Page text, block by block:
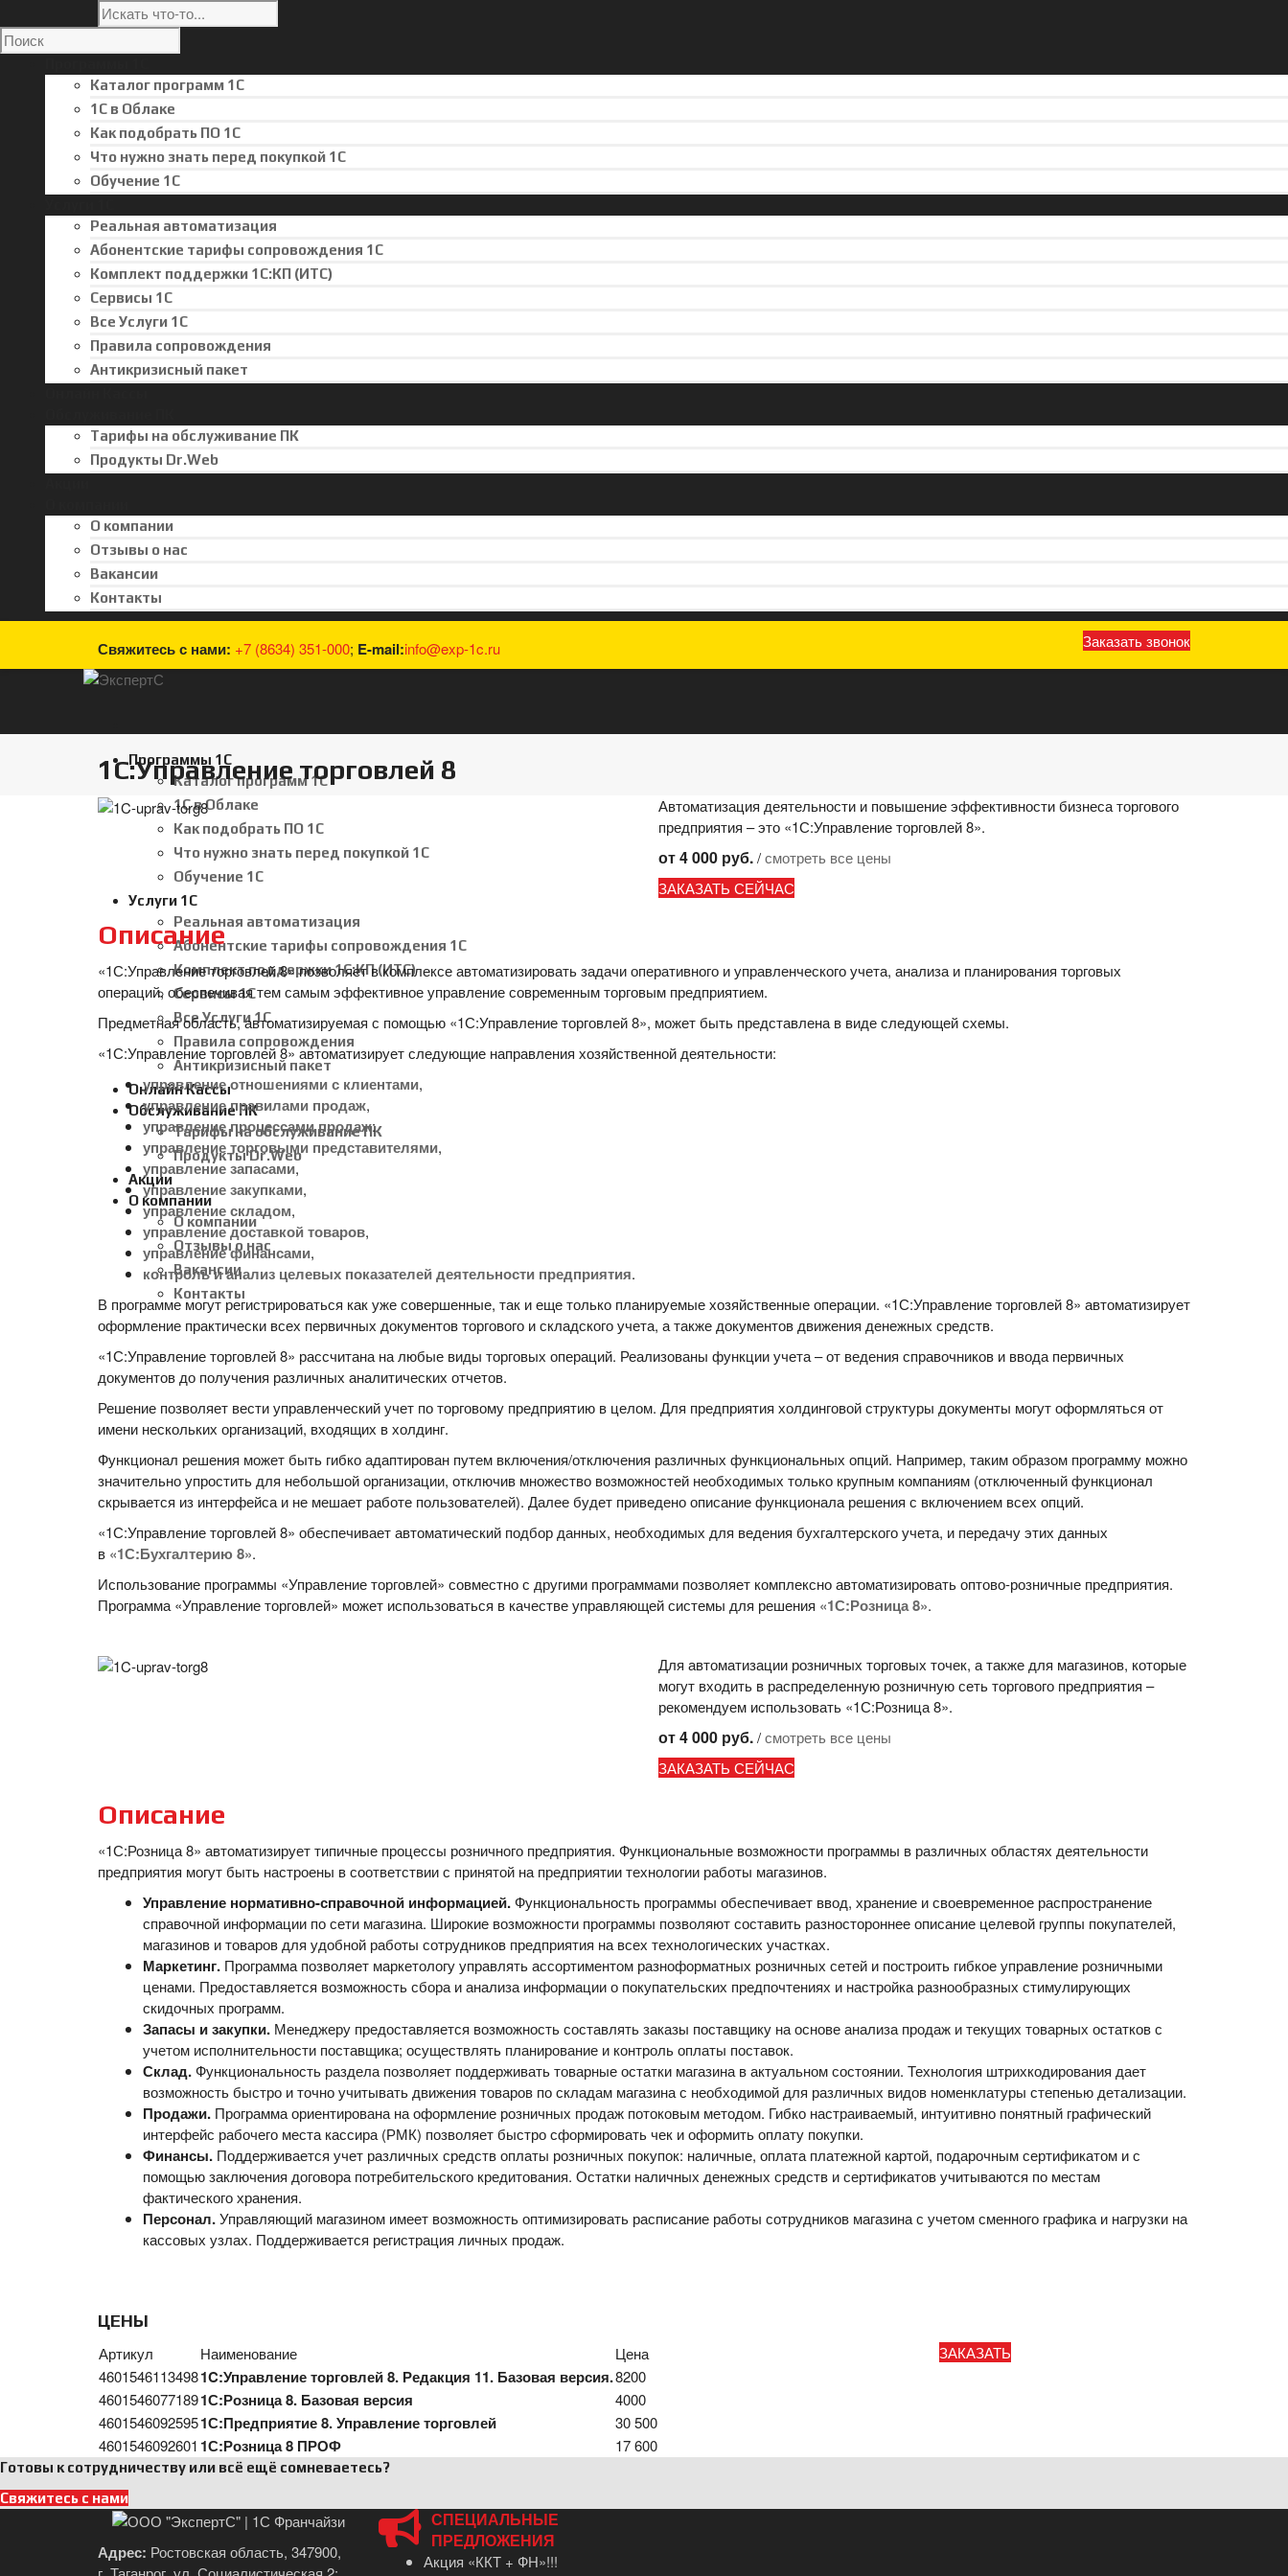
Каталог программ 1С
1С в Облаке
Как подобрать ПО 1С
Что нужно знать перед покупкой 1С
Обучение 1С
Реальная автоматизация
Абонентские тарифы сопровождения 1С
Комплект поддержки 1С:КП (ИТС)
Сервисы 1С
Все Услуги 1С
Правила сопровождения
Антикризисный пакет
Тарифы на обслуживание ПК
Продукты Dr.Web
О компании
Отзывы о нас
Вакансии
Контакты
Свяжитесь с нами: +7 (8634) 351-000; E-mail:info@exp-1c.ru Заказать звонок
Программы 1С
Каталог программ 1С
1С в Облаке
Как подобрать ПО 1С
Что нужно знать перед покупкой 1С
Обучение 1С
Услуги 1С
Реальная автоматизация
Абонентские тарифы сопровождения 1С
Комплект поддержки 1С:КП (ИТС)
Сервисы 1С
Все Услуги 1С
Правила сопровождения
Антикризисный пакет
Онлайн Кассы
Обслуживание ПК
Тарифы на обслуживание ПК
Продукты Dr.Web
Акции
О компании
О компании
Отзывы о нас
Вакансии
Контакты
1С:Управление торговлей 8
Автоматизация деятельности и повышение эффективности бизнеса торгового
предприятия – это «1С:Управление торговлей 8».
от 4 000 руб./смотреть все цены
ЗАКАЗАТЬ СЕЙЧАС
Описание
«1С:Управление торговлей 8» позволяет в комплексе автоматизировать задачи оперативного и управленческого учета, анализа и планирования торговых
операций, обеспечивая тем самым эффективное управление современным торговым предприятием.
Предметная область, автоматизируемая с помощью «1С:Управление торговлей 8», может быть представлена в виде следующей схемы.
«1С:Управление торговлей 8» автоматизирует следующие направления хозяйственной деятельности:
управление отношениями с клиентами,
управление правилами продаж,
управление процессами продаж:
управление торговыми представителями,
управление запасами,
управление закупками,
управление складом,
управление доставкой товаров,
управление финансами,
контроль и анализ целевых показателей деятельности предприятия.
В программе могут регистрироваться как уже совершенные, так и еще только планируемые хозяйственные операции. «1С:Управление торговлей 8» автоматизирует
оформление практически всех первичных документов торгового и складского учета, а также документов движения денежных средств.
«1С:Управление торговлей 8» рассчитана на любые виды торговых операций. Реализованы функции учета – от ведения справочников и ввода первичных
документов до получения различных аналитических отчетов.
Решение позволяет вести управленческий учет по торговому предприятию в целом. Для предприятия холдинговой структуры документы могут оформляться от
имени нескольких организаций, входящих в холдинг.
Функционал решения может быть гибко адаптирован путем включения/отключения различных функциональных опций. Например, таким образом программу можно
значительно упростить для небольшой организации, отключив множество возможностей необходимых только крупным компаниям (отключенный функционал
скрывается из интерфейса и не мешает работе пользователей). Далее будет приведено описание функционала решения с включением всех опций.
«1С:Управление торговлей 8» обеспечивает автоматический подбор данных, необходимых для ведения бухгалтерского учета, и передачу этих данных
в «1С:Бухгалтерию 8».
Использование программы «Управление торговлей» совместно с другими программами позволяет комплексно автоматизировать оптово-розничные предприятия.
Программа «Управление торговлей» может использоваться в качестве управляющей системы для решения «1С:Розница 8».
Для автоматизации розничных торговых точек, а также для магазинов, которые
могут входить в распределенную розничную сеть торгового предприятия –
рекомендуем использовать «1С:Розница 8».
от 4 000 руб./смотреть все цены
ЗАКАЗАТЬ СЕЙЧАС
Описание
«1С:Розница 8» автоматизирует типичные процессы розничного предприятия. Функциональные возможности программы в различных областях деятельности
предприятия могут быть настроены в соответствии с принятой на предприятии технологии работы магазинов.
Управление нормативно-справочной информацией.Функциональность программы обеспечивает ввод, хранение и своевременное распространение
справочной информации по сети магазина. Широкие возможности программы позволяют составить разностороннее описание целевой группы покупателей,
магазинов и товаров для удобной работы сотрудников предприятия на всех технологических участках.
Маркетинг. Программа позволяет маркетологу управлять ассортиментом разноформатных розничных сетей и построить гибкое управление розничными
ценами. Предоставляется возможность сбора и анализа информации о покупательских предпочтениях и настройка разнообразных стимулирующих
скидочных программ.
Запасы и закупки. Менеджеру предоставляется возможность составлять заказы поставщику на основе анализа продаж и текущих товарных остатков с
учетом исполнительности поставщика; осуществлять планирование и контроль оплаты поставок.
Склад.Функциональность раздела позволяет поддерживать товарные остатки магазина в актуальном состоянии. Технология штрихкодирования дает
возможность быстро и точно учитывать движения товаров по складам магазина с необходимой для различных видов номенклатуры степенью детализации.
Продажи. Программа ориентирована на оформление розничных продаж потоковым методом. Гибко настраиваемый, интуитивно понятный графический
интерфейс рабочего места кассира (РМК) позволяет быстро сформировать чек и оформить оплату покупки.
Финансы. Поддерживается учет различных средств оплаты розничных покупок: наличные, оплата платежной картой, подарочным сертификатом и с
помощью заключения договора потребительского кредитования. Остатки наличных денежных средств и сертификатов учитываются по местам
фактического хранения.
Персонал.Управляющий магазином имеет возможность оптимизировать расписание работы сотрудников магазина с учетом сменного графика и нагрузки на
кассовых узлах. Поддерживается регистрация личных продаж.
ЦЕНЫ
Артикул
Наименование
Цена
46015461134981C:Управление торговлей 8. Редакция 11. Базовая версия.8200
46015460771891С:Розница 8. Базовая версия
4000
46015460925951С:Предприятие 8. Управление торговлей
30 500
4601546092601 1С:Розница 8 ПРОФ 17 600
ЗАКАЗАТЬ
Готовы к сотрудничеству или всё ещё сомневаетесь?
Свяжитесь с нами
Адрес: Ростовская область, 347900,
СПЕЦИАЛЬНЫЕ
ПРЕДЛОЖЕНИЯ
Акция «ККТ + ФН»!!!